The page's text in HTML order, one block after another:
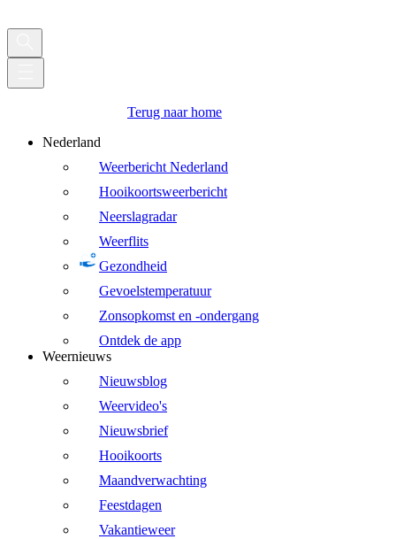
Terug naar home
Nederland
Weerbericht Nederland
Hooikoortsweerbericht
Neerslagradar
Weerflits
Gezondheid
Gevoelstemperatuur
Zonsopkomst en -ondergang
Ontdek de app
Weernieuws
Nieuwsblog
Weervideo's
Nieuwsbrief
Hooikoorts
Maandverwachting
Feestdagen
Vakantieweer